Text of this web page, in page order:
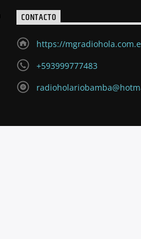
CONTACTO
https://
+593999777483